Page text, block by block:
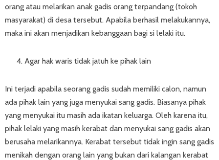
orang atau melarikan anak gadis orang terpandang (tokoh
masyarakat) di desa tersebut. Apabila berhasil melakukannya,
maka ini akan menjadikan kebanggaan bagi si lelaki itu.
Agar hak waris tidak jatuh ke pihak lain
Ini terjadi apabila seorang gadis sudah memiliki calon, namun
ada pihak lain yang juga menyukai sang gadis. Biasanya pihak
yang menyukai itu masih ada ikatan keluarga. Oleh karena itu,
pihak lelaki yang masih kerabat dan menyukai sang gadis akan
berusaha melarikannya. Kerabat tersebut tidak ingin sang gadis
menikah dengan orang lain yang bukan dari kalangan kerabat